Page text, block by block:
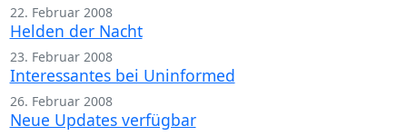
22. Februar 2008
Helden der Nacht
23. Februar 2008
Interessantes bei Uninformed
26. Februar 2008
Neue Updates verfügbar